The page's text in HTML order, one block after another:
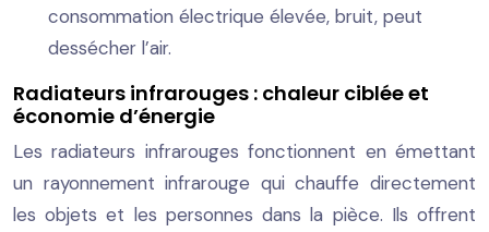
consommation électrique élevée, bruit, peut
dessécher l’air.
Radiateurs infrarouges : chaleur ciblée et
économie d’énergie
Les radiateurs infrarouges fonctionnent en émettant
un rayonnement infrarouge qui chauffe directement
les objets et les personnes dans la pièce. Ils offrent